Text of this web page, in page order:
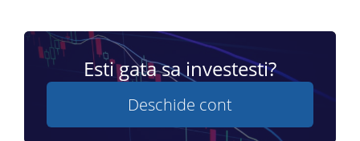
Esti gata sa investesti?
Deschide cont